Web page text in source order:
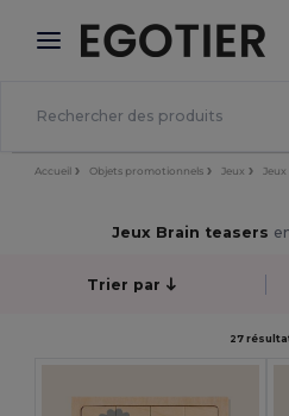
× Appli Egotier
Meilleurs prix sur l’app !
Accueil Objets promotionnels Jeux Jeux
Jeux Brain teasers
Trier par
27